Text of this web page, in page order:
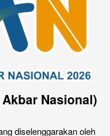
Nasional)
diselenggarakan oleh